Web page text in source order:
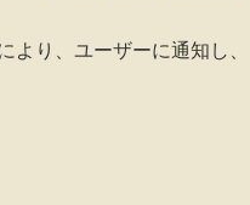
り、ユーザーに通知し、